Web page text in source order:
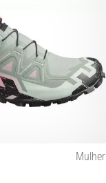
Mulher